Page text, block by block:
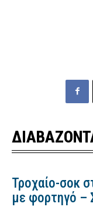
Τροχαίο-σοκ
με φορτηγό –